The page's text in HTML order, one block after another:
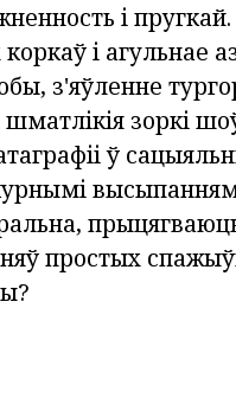
і
і агульнае
з'яўленне
зоркі
ў
простых